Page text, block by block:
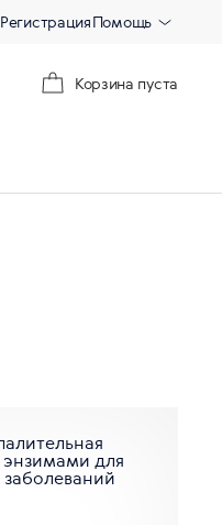
РегистрацияПомощь
Корзина пуста